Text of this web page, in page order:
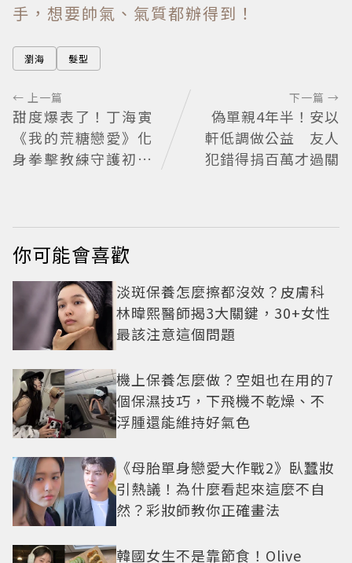
手，想要帥氣、氣質都辦得到！
瀏海 髮型
← 上一篇
甜度爆表了！丁海寅
《我的荒糖戀愛》化
身拳擊教練守護初戀
下一篇 →
偽單親4年半！安以
軒低調做公益 友人
犯錯得捐百萬才過關
你可能會喜歡
淡斑保養怎麼擦都沒效？皮膚科
林暐熙醫師揭3大關鍵，30+女性
最該注意這個問題
機上保養怎麼做？空姐也在用的7
個保濕技巧，下飛機不乾燥、不
浮腫還能維持好氣色
《母胎單身戀愛大作戰2》臥蠶妝
引熱議！為什麼看起來這麼不自
然？彩妝師教你正確畫法
韓國女生不是靠節食！Olive